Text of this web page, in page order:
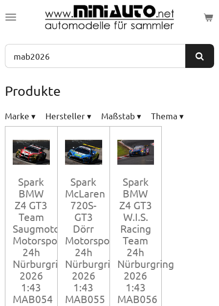
Hauptinhalt
Produkte
Marke ▾ Hersteller▾ Maßstab▾ Thema ▾
Spark
BMW
Z4 GT3
Team
Saugmotoren
Motorsport
24h
Nürburgring
2026
1:43
MAB054
Spark
McLaren
720S-
GT3
Dörr
Motorsport
24h
Nürburgring
2026
1:43
MAB055
Spark
BMW
Z4 GT3
W.I.S.
Racing
Team
24h
Nürburgring
2026
1:43
MAB056